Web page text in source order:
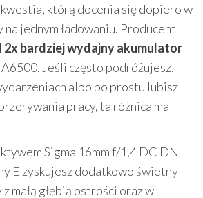
którą docenia się dopiero w
jednym ładowaniu. Producent
2x bardziej wydajny akumulator
Jeśli często podróżujesz,
albo po prostu lubisz
pracy, ta różnica ma
Sigma 16mm f/1,4 DC DN
E zyskujesz dodatkowo świetny
małą głębią ostrości oraz w